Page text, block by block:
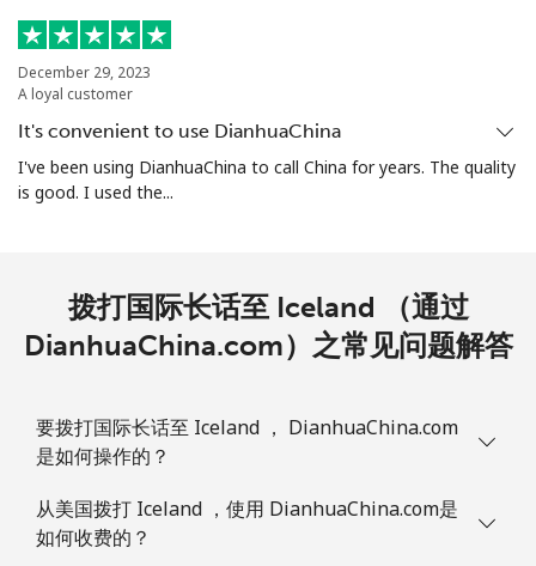
December 29, 2023
A loyal customer
It's convenient to use DianhuaChina
I've been using DianhuaChina to call China for years. The quality
is good. I used the...
拨打国际长话至 Iceland （通过
DianhuaChina.com）之常见问题解答
要拨打国际长话至 Iceland ， DianhuaChina.com
是如何操作的？
从美国拨打 Iceland ，使用 DianhuaChina.com是
如何收费的？